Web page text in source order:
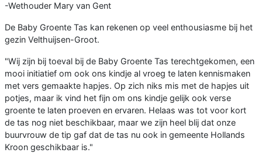
-Wethouder Mary van Gent
De Baby Groente Tas kan rekenen op veel enthousiasme bij het
gezin Velthuijsen-Groot.
"Wij zijn bij toeval bij de Baby Groente Tas terechtgekomen, een
mooi initiatief om ook ons kindje al vroeg te laten kennismaken
met vers gemaakte hapjes. Op zich niks mis met de hapjes uit
potjes, maar ik vind het fijn om ons kindje gelijk ook verse
groente te laten proeven en ervaren. Helaas was tot voor kort
de tas nog niet beschikbaar, maar we zijn heel blij dat onze
buurvrouw de tip gaf dat de tas nu ook in gemeente Hollands
Kroon geschikbaar is."